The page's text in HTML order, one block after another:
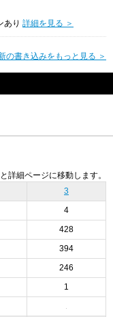
あり 詳細を見る ＞
の書き込みをもっと見る ＞
詳細ページに移動します。
3
4
428
394
246
1